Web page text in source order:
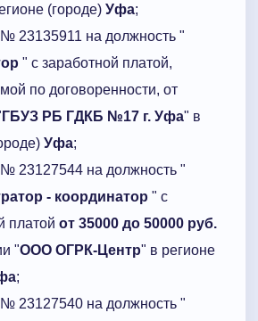
(городе) Уфа;
№ 23135911 на должность "
" с заработной платой,
по договоренности, от
ГБУЗ РБ ГДКБ №17 г. Уфа" в
Уфа;
№ 23127544 на должность "
- координатор " с
платой от 35000 до 50000 руб.
"ООО ОГРК-Центр" в регионе
;
№ 23127540 на должность "